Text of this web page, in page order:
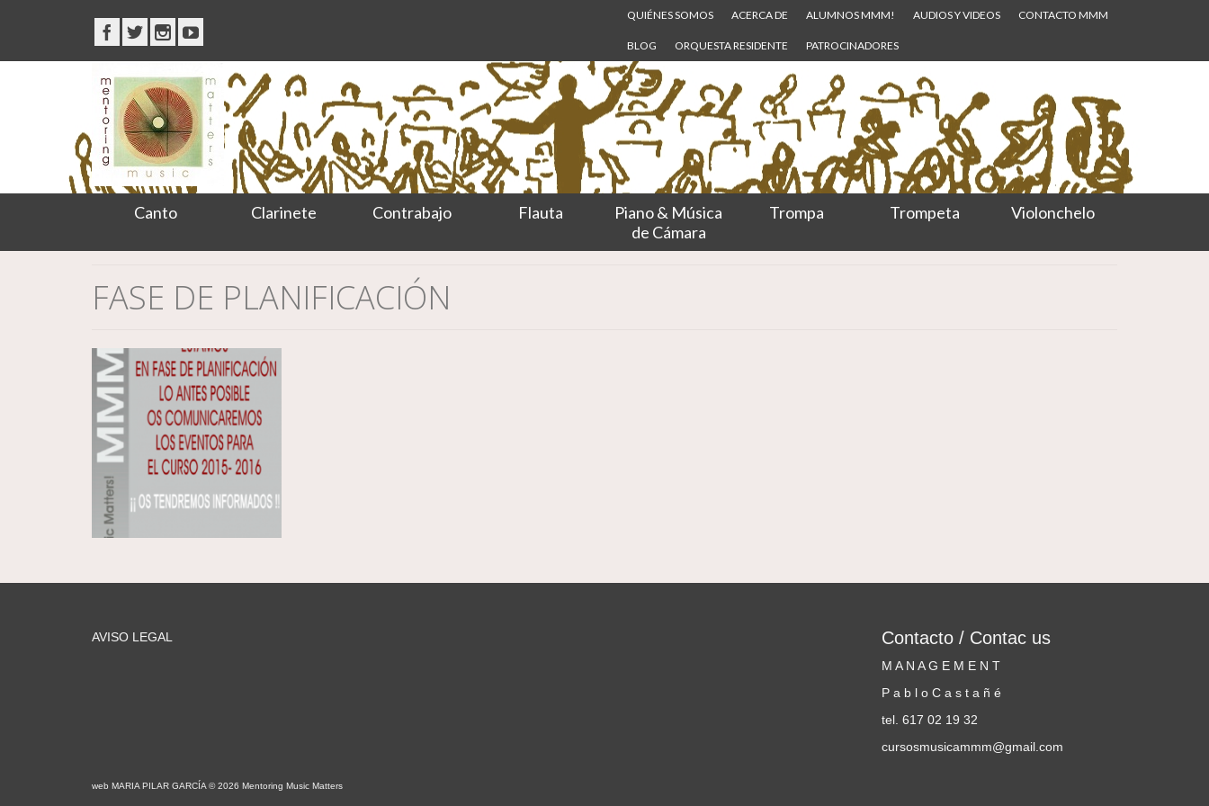
QUIÉNES SOMOS ACERCA DE ALUMNOS MMM! AUDIOS Y VIDEOS CONTACTO MMM
BLOG ORQUESTA RESIDENTE PATROCINADORES
Canto Clarinete Contrabajo Flauta
Piano & Música
de Cámara
Trompa Trompeta Violonchelo
FASE DE PLANIFICACIÓN
AVISO LEGAL Contacto / Contac us
M A N A G E M E N T
P a b l o C a s t a ñ é
tel. 617 02 19 32
cursosmusicammm@gmail.com
web MARIA PILAR GARCÍA © 2026 Mentoring Music Matters